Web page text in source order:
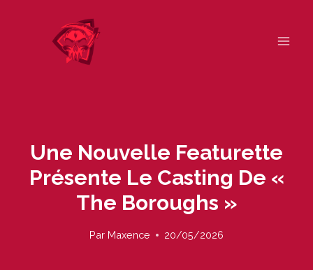
Une Nouvelle Featurette
Présente Le Casting De «
The Boroughs »
Par Maxence 20/05/2026